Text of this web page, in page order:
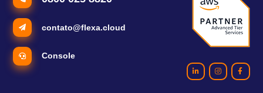
contato@flexa.cloud
Console